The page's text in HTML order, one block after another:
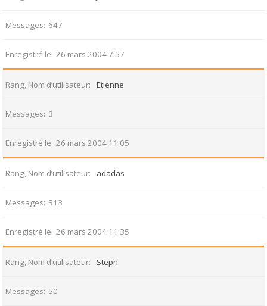
Messages 647
Enregistré le 26 mars 2004 7:57
Rang, Nom d’utilisateur Etienne
Messages 3
Enregistré le 26 mars 2004 11:05
Rang, Nom d’utilisateur adadas
Messages 313
Enregistré le 26 mars 2004 11:35
Rang, Nom d’utilisateur Steph
Messages 50